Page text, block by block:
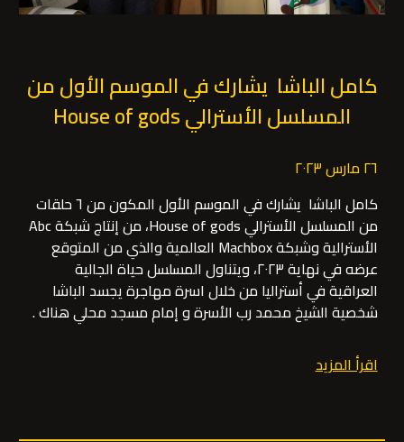
كامل الباشا يشارك في الموسم الأول من
المسلسل الأسترالي House of gods
٢٦ مارس ٢٠٢٣
كامل الباشا يشارك في الموسم الأول المكون من ٦ حلقات
من المسلسل الأسترالي House of gods، من إنتاج شبكة Abc
الأسترالية وشبكة Machbox العالمية والذي من المتوقع
عرضه في نهاية ٢٠٢٣، ويتناول المسلسل حياة الجالية
العراقية في أستراليا من خلال اسرة مهاجرة يجسد الباشا
شخصية الشيخ محمد رب الأسرة و إمام مسجد محلي هناك .
اقرأ المزيد